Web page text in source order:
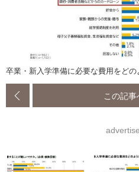
卒業・新入学準備に必要な費用をど
この記事